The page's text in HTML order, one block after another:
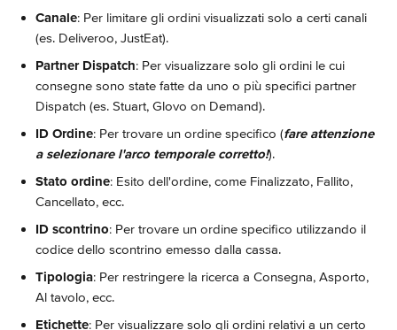
Canale: Per limitare gli ordini visualizzati solo a certi canali
(es. Deliveroo, JustEat).
Partner Dispatch: Per visualizzare solo gli ordini le cui
consegne sono state fatte da uno o più specifici partner
Dispatch (es. Stuart, Glovo on Demand).
ID Ordine: Per trovare un ordine specifico (fare attenzione
a selezionare l'arco temporale corretto!).
Stato ordine: Esito dell'ordine, come Finalizzato, Fallito,
Cancellato, ecc.
ID scontrino: Per trovare un ordine specifico utilizzando il
codice dello scontrino emesso dalla cassa.
Tipologia: Per restringere la ricerca a Consegna, Asporto,
Al tavolo, ecc.
Etichette: Per visualizzare solo gli ordini relativi a un certo